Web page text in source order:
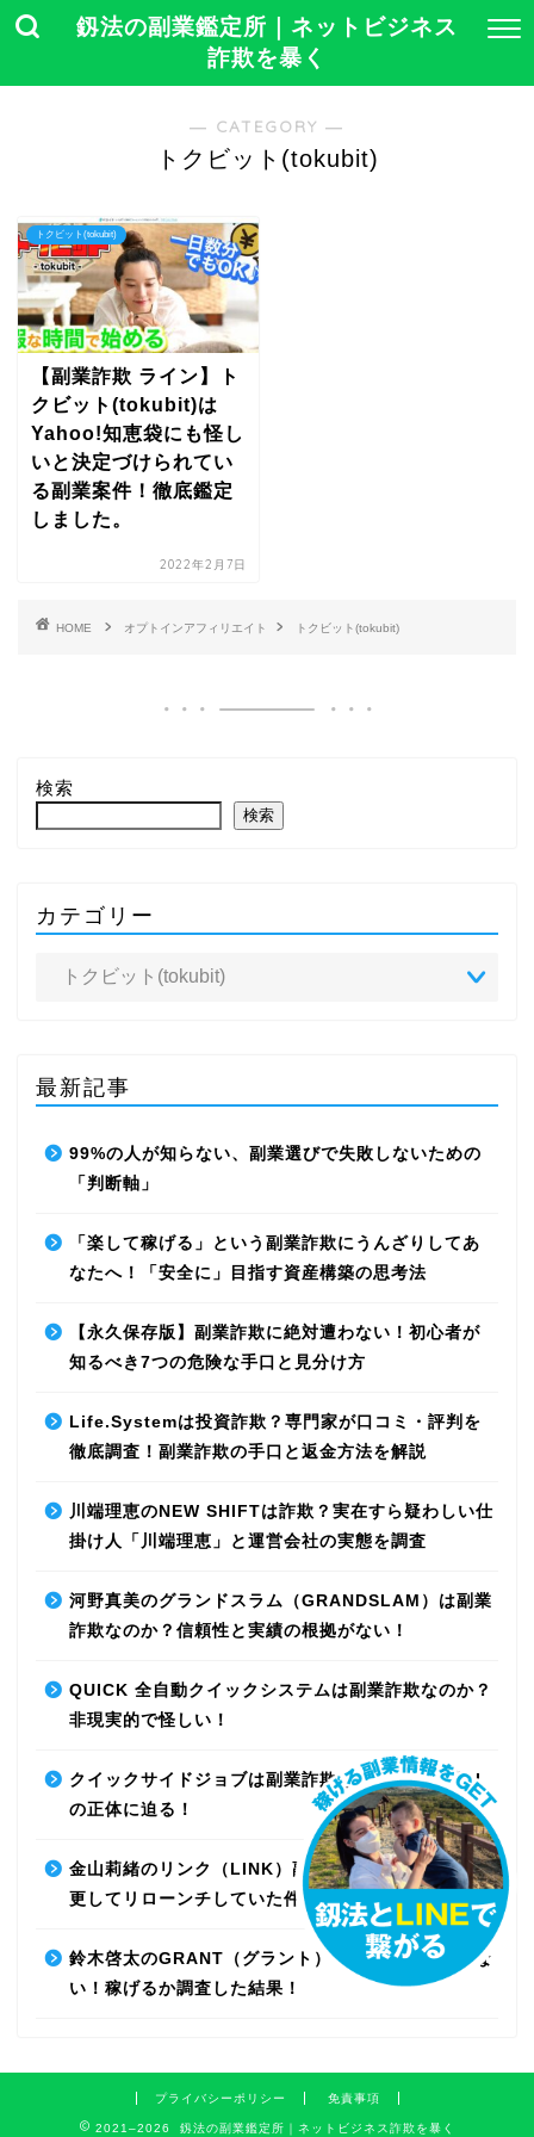
釼法の副業鑑定所｜ネットビジネス
詐欺を暴く
― CATEGORY ―
トクビット(tokubit)
トクビット(tokubit)
【副業詐欺 ライン】ト
クビット(tokubit)は
Yahoo!知恵袋にも怪し
いと決定づけられてい
る副業案件！徹底鑑定
しました。
2022年2月7日
HOME オプトインアフィリエイト トクビット(tokubit)
検索
検索
カテゴリー
最新記事
99%の人が知らない、副業選びで失敗しないための
「判断軸」
「楽して稼げる」という副業詐欺にうんざりしてあ
なたへ！「安全に」目指す資産構築の思考法
【永久保存版】副業詐欺に絶対遭わない！初心者が
知るべき7つの危険な手口と見分け方
Life.Systemは投資詐欺？専門家が口コミ・評判を
徹底調査！副業詐欺の手口と返金方法を解説
川端理恵のNEW SHIFTは詐欺？実在すら疑わしい仕
掛け人「川端理恵」と運営会社の実態を調査
河野真美のグランドスラム（GRANDSLAM）は副業
詐欺なのか？信頼性と実績の根拠がない！
QUICK 全自動クイックシステムは副業詐欺なのか？
非現実的で怪しい！
クイックサイドジョブは副業詐欺なのか？最先端AI
の正体に迫る！
金山莉緒のリンク（LINK）副業詐欺！運営会社を変
更してリローンチしていた件！【再編集】
鈴木啓太のGRANT（グラント）は副業詐欺で稼げな
い！稼げるか調査した結果！
プライバシーポリシー 免責事項
2021–2026 釼法の副業鑑定所｜ネットビジネス詐欺を暴く